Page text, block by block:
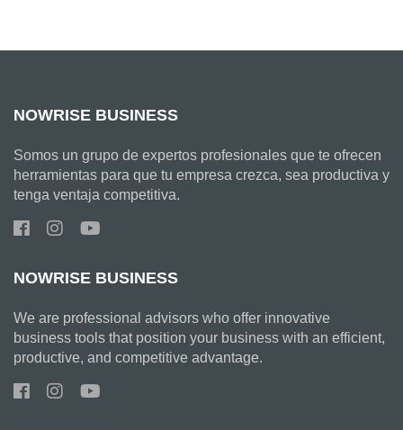
NOWRISE BUSINESS
Somos un grupo de expertos profesionales que te ofrecen
herramientas para que tu empresa crezca, sea productiva y
tenga ventaja competitiva.
NOWRISE BUSINESS
We are professional advisors who offer innovative
business tools that position your business with an efficient,
productive, and competitive advantage.